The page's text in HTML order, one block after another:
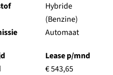
Hybride
(Benzine)
Automaat
Lease p/mnd
€ 543,65